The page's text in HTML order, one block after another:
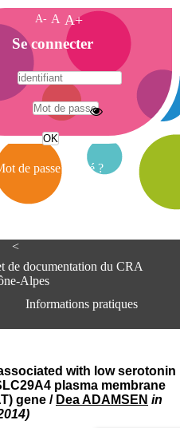
<
de documentation du CRA
Alpes
Informations pratiques
du CRA Rhône-Alpes
Centre Hospitalier le Vinatier
bât 211
95, Bd Pinel
with low serotonin
plasma membrane
gene / Dea ADAMSEN in
A- A A+
Se connecter
de passe oublié ?